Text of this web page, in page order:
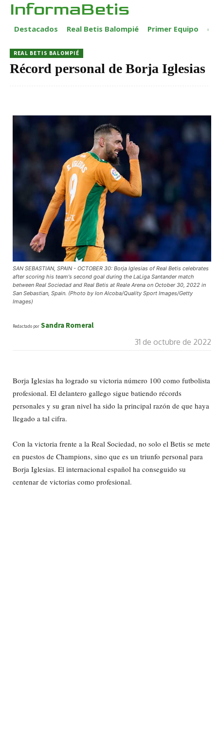
InformaBetis
Destacados Real Betis Balompié Primer Equipo
REAL BETIS BALOMPIÉ
Récord personal de Borja Iglesias
SAN SEBASTIAN, SPAIN - OCTOBER 30: Borja Iglesias of Real Betis celebrates
after scoring his team's second goal during the LaLiga Santander match
between Real Sociedad and Real Betis at Reale Arena on October 30, 2022 in
San Sebastian, Spain. (Photo by Ion Alcoba/Quality Sport Images/Getty
Images)
Redactado por Sandra Romeral
31 de octubre de 2022
Borja Iglesias ha logrado su victoria número 100 como futbolista
profesional. El delantero gallego sigue batiendo récords
personales y su gran nivel ha sido la principal razón de que haya
llegado a tal cifra.
Con la victoria frente a la Real Sociedad, no solo el Betis se mete
en puestos de Champions, sino que es un triunfo personal para
Borja Iglesias. El internacional español ha conseguido su
centenar de victorias como profesional.